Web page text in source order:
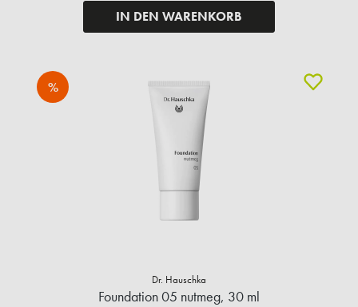
IN DEN WARENKORB
%
Dr. Hauschka
Foundation 05 nutmeg, 30 ml